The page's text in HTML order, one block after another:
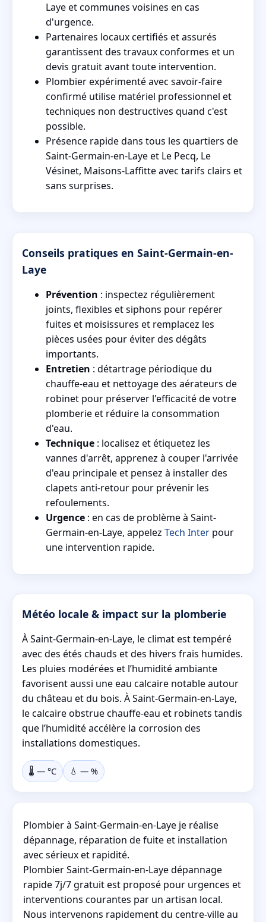
Laye et communes voisines en cas
d'urgence.
Partenaires locaux certifiés et assurés
garantissent des travaux conformes et un
devis gratuit avant toute intervention.
Plombier expérimenté avec savoir-faire
confirmé utilise matériel professionnel et
techniques non destructives quand c'est
possible.
Présence rapide dans tous les quartiers de
Saint-Germain-en-Laye et Le Pecq, Le
Vésinet, Maisons-Laffitte avec tarifs clairs et
sans surprises.
Conseils pratiques en Saint-Germain-en-
Laye
Prévention : inspectez régulièrement
joints, flexibles et siphons pour repérer
fuites et moisissures et remplacez les
pièces usées pour éviter des dégâts
importants.
Entretien : détartrage périodique du
chauffe-eau et nettoyage des aérateurs de
robinet pour préserver l'efficacité de votre
plomberie et réduire la consommation
d'eau.
Technique : localisez et étiquetez les
vannes d'arrêt, apprenez à couper l'arrivée
d'eau principale et pensez à installer des
clapets anti-retour pour prévenir les
refoulements.
Urgence : en cas de problème à Saint-
Germain-en-Laye, appelez Tech Inter pour
une intervention rapide.
Météo locale & impact sur la plomberie
À Saint-Germain-en-Laye, le climat est tempéré
avec des étés chauds et des hivers frais humides.
Les pluies modérées et l’humidité ambiante
favorisent aussi une eau calcaire notable autour
du château et du bois. À Saint-Germain-en-Laye,
le calcaire obstrue chauffe-eau et robinets tandis
que l’humidité accélère la corrosion des
installations domestiques.
🌡️ — °C 💧 — %
Plombier à Saint-Germain-en-Laye je réalise
dépannage, réparation de fuite et installation
avec sérieux et rapidité.
Plombier Saint-Germain-en-Laye dépannage
rapide 7j/7 gratuit est proposé pour urgences et
interventions courantes par un artisan local.
Nous intervenons rapidement du centre-ville au